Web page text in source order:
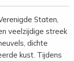
Staten,
veelzijdige streek
dichte
kust. Tijdens